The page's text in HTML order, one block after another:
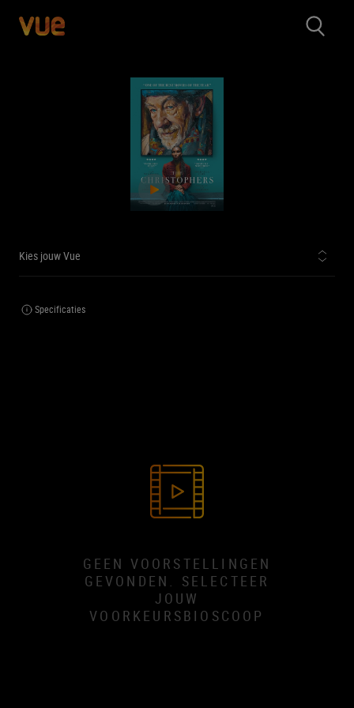
Kies jouw Vue
Specificaties
GEEN VOORSTELLINGEN
GEVONDEN. SELECTEER
JOUW
VOORKEURSBIOSCOOP